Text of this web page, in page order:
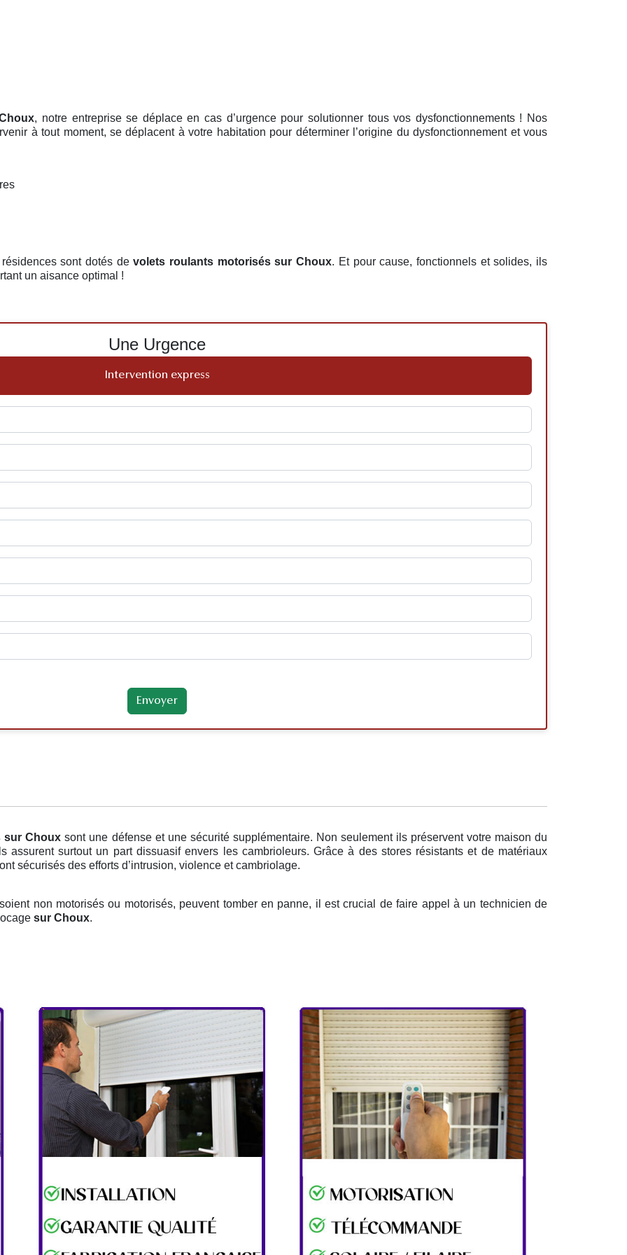
, notre entreprise se déplace en cas d’urgence pour solutionner tous vos dysfonctionnements ! Nos
à tout moment, se déplacent à votre habitation pour déterminer l’origine du dysfonctionnement et vous
sont dotés devolets roulants motorisés sur Choux. Et pour cause, fonctionnels et solides, ils
un aisance optimal !
Une Urgence
Intervention express
sur Chouxsont une défense et une sécurité supplémentaire. Non seulement ils préservent votre maison du
assurent surtout un part dissuasif envers les cambrioleurs. Grâce à des stores résistants et de matériaux
sécurisés des efforts d’intrusion, violence et cambriolage.
non motorisés ou motorisés, peuvent tomber en panne, il est crucial de faire appel à un technicien de
sur Choux.